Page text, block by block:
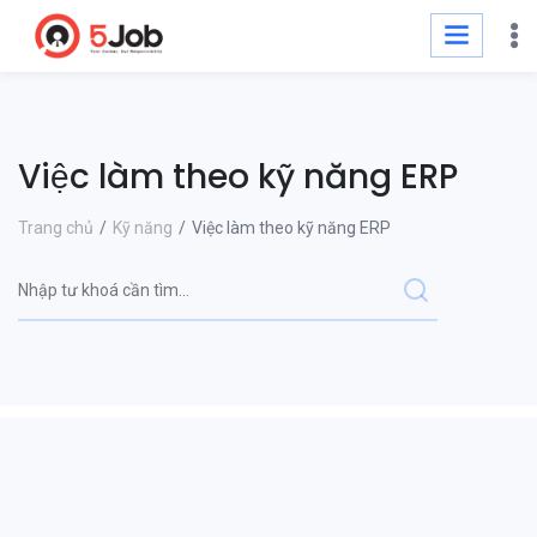
Việc làm theo kỹ năng ERP
Trang chủ Kỹ năng Việc làm theo kỹ năng ERP